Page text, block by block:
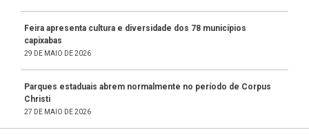
Feira apresenta cultura e diversidade dos 78 municípios
capixabas
29 DE MAIO DE 2026
Parques estaduais abrem normalmente no período de Corpus
Christi
27 DE MAIO DE 2026